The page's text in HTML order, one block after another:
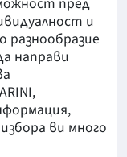
и
направи
ви много